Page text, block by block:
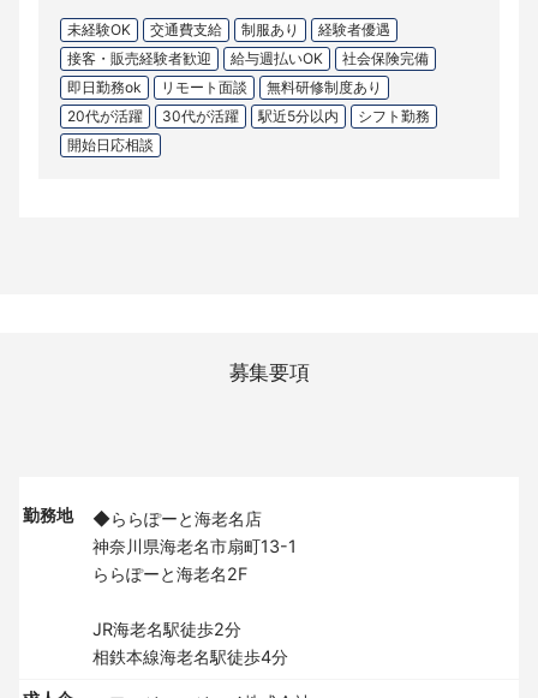
未経験OK 交通費支給 制服あり
経験者優遇
接客・販売経験者歓迎
給与週払いOK
社会保険完備
即日勤務ok
リモート面談
無料研修制度あり
20代が活躍
30代が活躍 駅近5分以内
シフト勤務
開始日応相談
募集要項
勤務地
◆ららぽーと海老名店
神奈川県海老名市扇町13-1
ららぽーと海老名2F
JR海老名駅徒歩2分
相鉄本線海老名駅徒歩4分